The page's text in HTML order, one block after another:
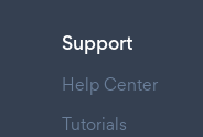
Support
Help Center
Tutorials